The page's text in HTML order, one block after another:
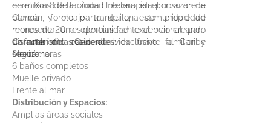
en el Km 8 de la Zona Hotelera, en el corazón de
Cancún, forma parte de una comunidad de
menos de 20 residencias frente al mar, creando
un ambiente residencial exclusivo, familiar y
seguro.
hermosas de la ciudad, reconocida por su arena
blanca y oleaje tranquilo, esta propiedad
representa una oportunidad excepcional para
disfrutar del estilo de vida frente al Caribe
Mexicano.
Características Generales:
6 recámaras
6 baños completos
Muelle privado
Frente al mar
Distribución y Espacios:
Amplias áreas sociales